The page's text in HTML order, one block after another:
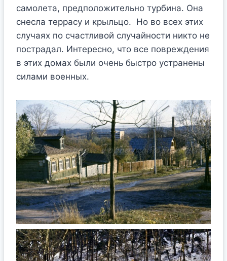
самолета, предположительно турбина. Она
снесла террасу и крыльцо. Но во всех этих
случаях по счастливой случайности никто не
пострадал. Интересно, что все повреждения
в этих домах были очень быстро устранены
силами военных.